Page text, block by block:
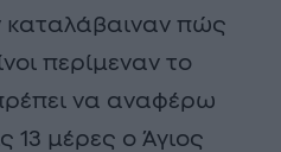
καταλάβαιναν πώς
περίμεναν το
να αναφέρω
13 μέρες ο Άγιος